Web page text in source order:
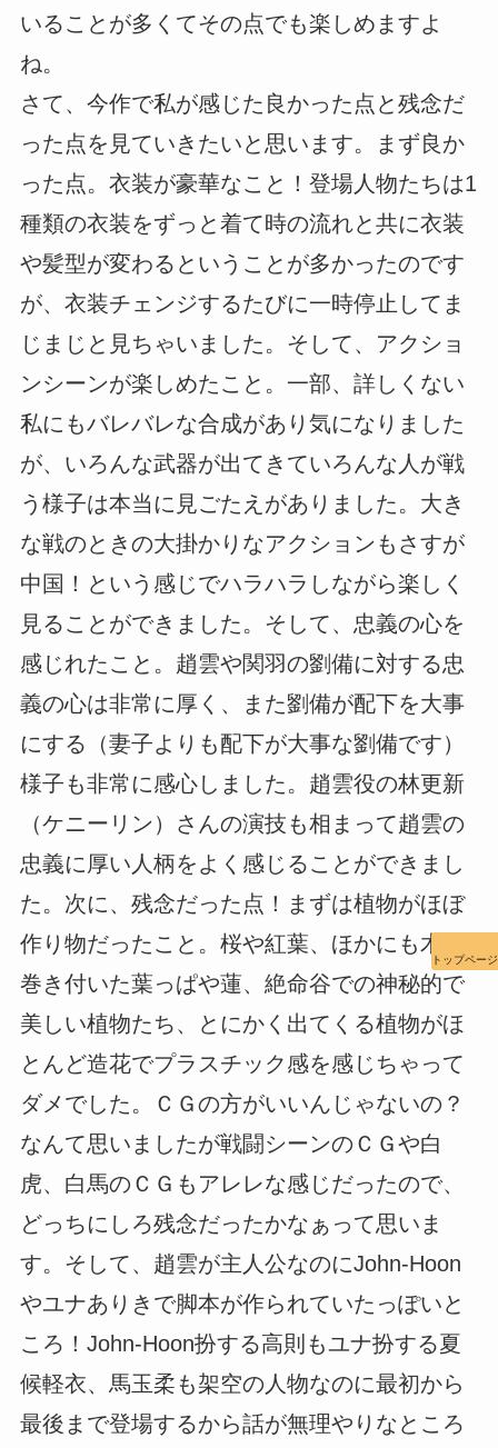
いることが多くてその点でも楽しめますよ
ね。
さて、今作で私が感じた良かった点と残念だ
った点を見ていきたいと思います。まず良か
った点。衣装が豪華なこと！登場人物たちは1
種類の衣装をずっと着て時の流れと共に衣装
や髪型が変わるということが多かったのです
が、衣装チェンジするたびに一時停止してま
じまじと見ちゃいました。そして、アクショ
ンシーンが楽しめたこと。一部、詳しくない
私にもバレバレな合成があり気になりました
が、いろんな武器が出てきていろんな人が戦
う様子は本当に見ごたえがありました。大き
な戦のときの大掛かりなアクションもさすが
中国！という感じでハラハラしながら楽しく
見ることができました。そして、忠義の心を
感じれたこと。趙雲や関羽の劉備に対する忠
義の心は非常に厚く、また劉備が配下を大事
にする（妻子よりも配下が大事な劉備です）
様子も非常に感心しました。趙雲役の林更新
（ケニーリン）さんの演技も相まって趙雲の
忠義に厚い人柄をよく感じることができまし
た。次に、残念だった点！まずは植物がほぼ
作り物だったこと。桜や紅葉、ほかにも木に
巻き付いた葉っぱや蓮、絶命谷での神秘的で
美しい植物たち、とにかく出てくる植物がほ
とんど造花でプラスチック感を感じちゃって
ダメでした。ＣＧの方がいいんじゃないの？
なんて思いましたが戦闘シーンのＣＧや白
虎、白馬のＣＧもアレレな感じだったので、
どっちにしろ残念だったかなぁって思いま
す。そして、趙雲が主人公なのにJohn-Hoon
やユナありきで脚本が作られていたっぽいと
ころ！John-Hoon扮する高則もユナ扮する夏
候軽衣、馬玉柔も架空の人物なのに最初から
最後まで登場するから話が無理やりなところ
トップページ